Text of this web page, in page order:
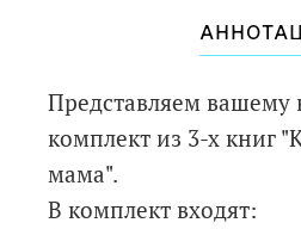
Представляем
комплект из 3-х книг
мама".
В комплект входят: